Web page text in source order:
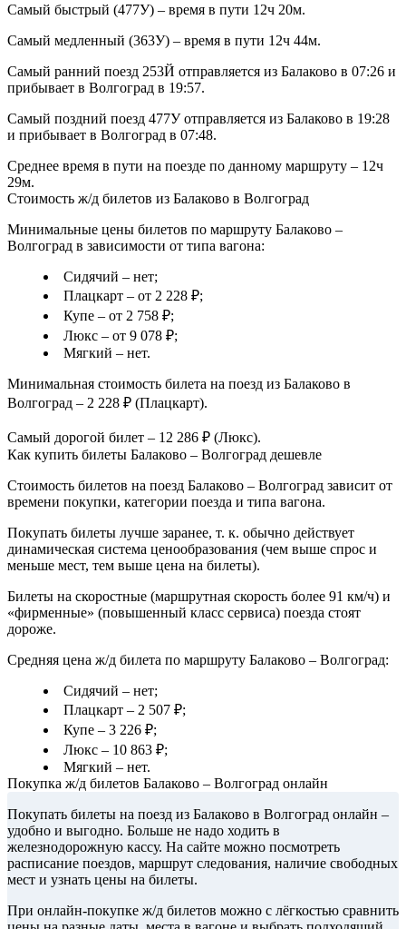
Самый быстрый (477У) – время в пути 12ч 20м.
Самый медленный (363У) – время в пути 12ч 44м.
Самый ранний поезд 253Й отправляется из Балаково в 07:26 и
прибывает в Волгоград в 19:57.
Самый поздний поезд 477У отправляется из Балаково в 19:28
и прибывает в Волгоград в 07:48.
Среднее время в пути на поезде по данному маршруту – 12ч
29м.
Стоимость ж/д билетов из Балаково в Волгоград
Минимальные цены билетов по маршруту Балаково –
Волгоград в зависимости от типа вагона:
Сидячий – нет;
Плацкарт – от 2 228 ₽;
Купе – от 2 758 ₽;
Люкс – от 9 078 ₽;
Мягкий – нет.
Минимальная стоимость билета на поезд из Балаково в
Волгоград – 2 228 ₽ (Плацкарт).
Самый дорогой билет – 12 286 ₽ (Люкс).
Как купить билеты Балаково – Волгоград дешевле
Стоимость билетов на поезд Балаково – Волгоград зависит от
времени покупки, категории поезда и типа вагона.
Покупать билеты лучше заранее, т. к. обычно действует
динамическая система ценообразования (чем выше спрос и
меньше мест, тем выше цена на билеты).
Билеты на скоростные (маршрутная скорость более 91 км/ч) и
«фирменные» (повышенный класс сервиса) поезда стоят
дороже.
Средняя цена ж/д билета по маршруту Балаково – Волгоград:
Сидячий – нет;
Плацкарт – 2 507 ₽;
Купе – 3 226 ₽;
Люкс – 10 863 ₽;
Мягкий – нет.
Покупка ж/д билетов Балаково – Волгоград онлайн
Покупать билеты на поезд из Балаково в Волгоград онлайн –
удобно и выгодно. Больше не надо ходить в
железнодорожную кассу. На сайте можно посмотреть
расписание поездов, маршрут следования, наличие свободных
мест и узнать цены на билеты.
При онлайн-покупке ж/д билетов можно с лёгкостью сравнить